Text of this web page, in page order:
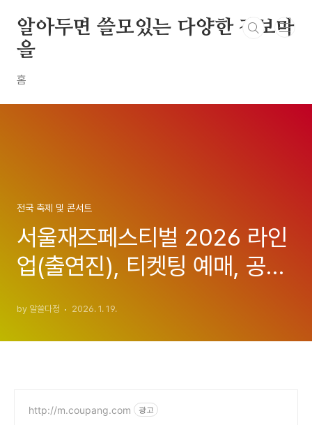
알아두면 쓸모있는 다양한 정보마
을
홈
전국 축제 및 콘서트
서울재즈페스티벌 2026 라인
업(출연진), 티켓팅 예매, 공연
SEOUL JAZZ FESTIVAL
by 알쓸다정 2026. 1. 19.
http://m.coupang.com 광고